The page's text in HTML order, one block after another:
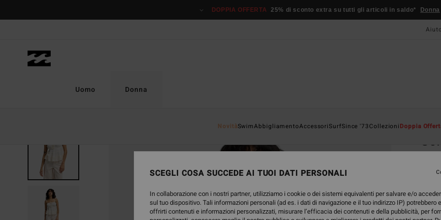
prodotto
DOPPIA OFFERTA 25% di sconto extra su tutti gli articoli in saldo* Donna
Uomo Donna
NovitàSwimAbbigliamentoAccessoriSurfSince '73CollezioniDoppia
Colori
SCEGLI COSA SUCCEDE AI TUOI DATI PERSONALI
In collaborazione con i nostri partner, utilizziamo i cookie o dei sistemi equivalenti per salvare e/o
sul tuo dispositivo. Tali informazioni personali (ad es. i dati di navigazione e il tuo indirizzo IP) potrebbero
offrirti contenuti e informazioni personalizzati, misurare l’efficacia dei contenuti e della pubblicità, per